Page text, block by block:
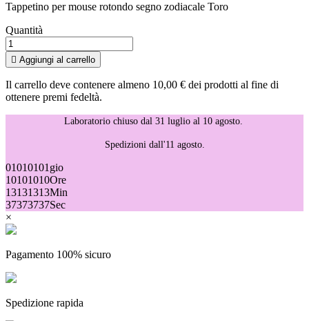
Tappetino per mouse rotondo segno zodiacale Toro
Quantità
 Aggiungi al carrello
Il carrello deve contenere almeno 10,00 € dei prodotti al fine di
ottenere premi fedeltà.
Laboratorio chiuso dal 31 luglio al 10 agosto.
Spedizioni dall'11 agosto.
01010101gio
10101010Ore
13131313Min
37373737Sec
×
Pagamento 100% sicuro
Spedizione rapida